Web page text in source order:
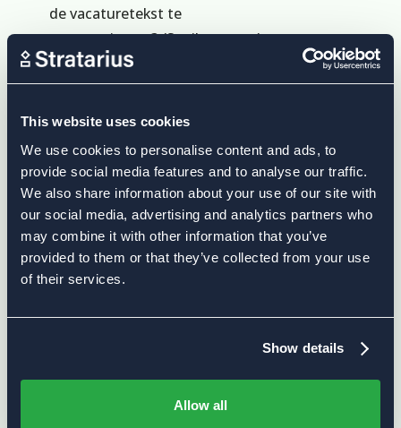
This website uses cookies
We use cookies to personalise content and ads, to
provide social media features and to analyse our traffic.
We also share information about your use of our site with
our social media, advertising and analytics partners who
may combine it with other information that you’ve
provided to them or that they’ve collected from your use
of their services.
Show details
Allow all
de vacaturetekst te
communiceren? (Spoiler: neen.)
Wat houdt het verbod om
vragen te stellen in over het
huidige of vorige loonpakket
Wat mag je als werkgever wél
nog vragen?
Welke looncomponenten neem
je bij voorrang mee in je
loonkloofanalyse richting full
compliance?
Hoe ga je om met salary
Hoe moet je de notie “work of